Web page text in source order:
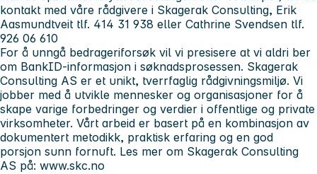
kontakt med våre rådgivere i Skagerak Consulting, Erik
Aasmundtveit tlf. 414 31 938 eller Cathrine Svendsen tlf.
926 06 610
For å unngå bedrageriforsøk vil vi presisere at vi aldri ber
om BankID-informasjon i søknadsprosessen. Skagerak
Consulting AS er et unikt, tverrfaglig rådgivningsmiljø. Vi
jobber med å utvikle mennesker og organisasjoner for å
skape varige forbedringer og verdier i offentlige og private
virksomheter. Vårt arbeid er basert på en kombinasjon av
dokumentert metodikk, praktisk erfaring og en god
porsjon sunn fornuft. Les mer om Skagerak Consulting
AS på: www.skc.no